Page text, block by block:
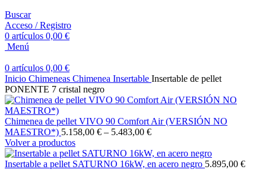
Buscar
Acceso / Registro
0 artículos 0,00 €
Menú
0 artículos 0,00 €
Inicio Chimeneas Chimenea Insertable Insertable de pellet
PONENTE 7 cristal negro
Chimenea de pellet VIVO 90 Comfort Air (VERSIÓN NO
MAESTRO*) 5.158,00 € – 5.483,00 €
Volver a productos
Insertable a pellet SATURNO 16kW, en acero negro 5.895,00 €